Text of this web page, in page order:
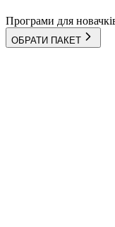
Програми для
ОБРАТИ ПАКЕТ